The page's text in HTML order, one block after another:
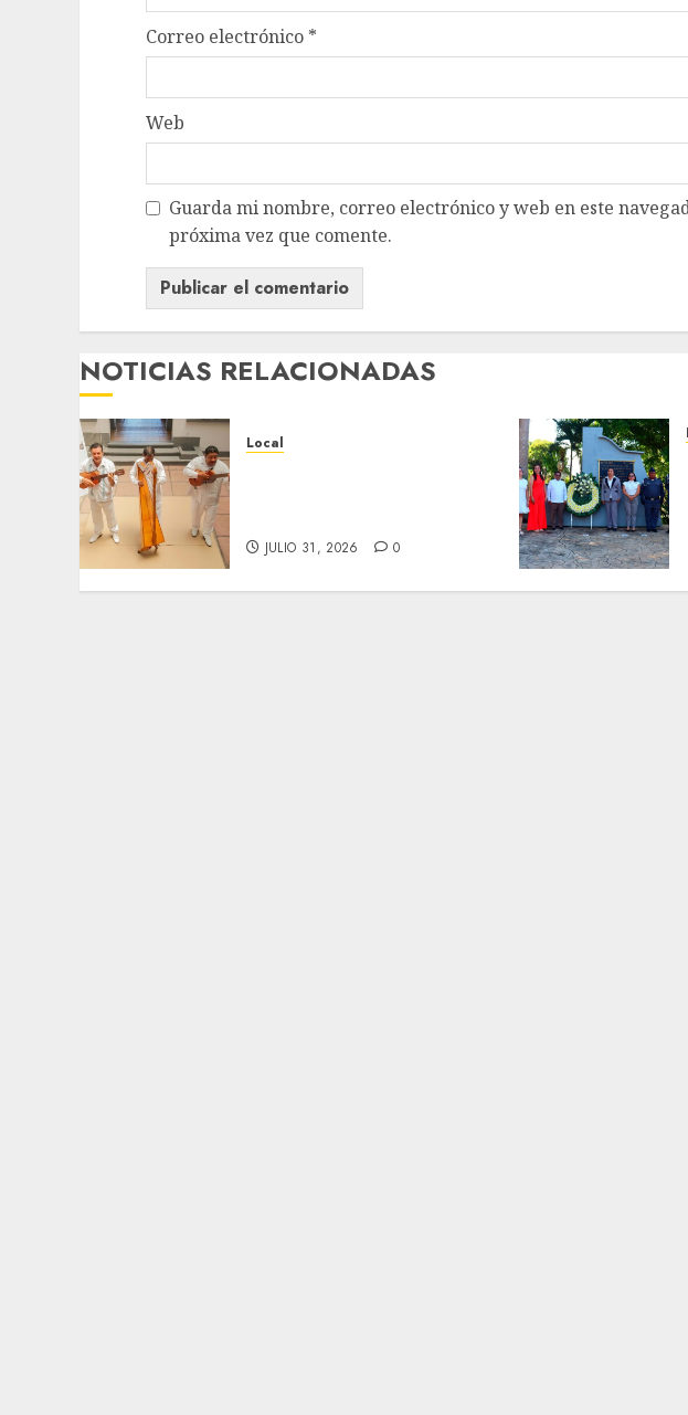
Correo electrónico *
Web
Guarda mi nombre, correo electrónico y web en este
próxima vez que comente.
NOTICIAS RELACIONADAS
Local
JULIO 31, 2026 0